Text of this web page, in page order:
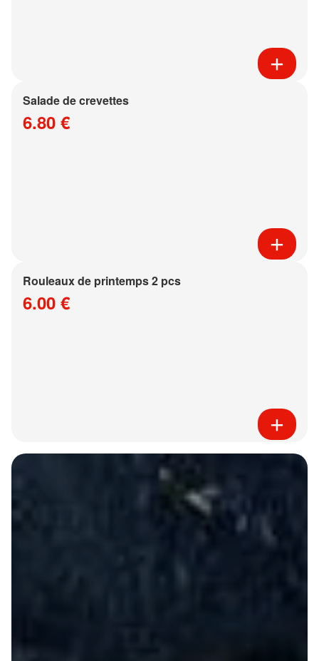
Salade de crevettes
6.80 €
Rouleaux de printemps 2 pcs
6.00 €